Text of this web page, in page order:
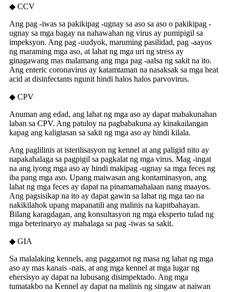
◆ CCV
Ang pag -iwas sa pakikipag -ugnay sa aso sa aso o pakikipag -
ugnay sa mga bagay na nahawahan ng virus ay pumipigil sa
impeksyon. Ang pag -uudyok, maruming pasilidad, pag -aayos
ng maraming mga aso, at lahat ng mga uri ng stress ay
ginagawang mas malamang ang mga pag -aalsa ng sakit na ito.
Ang enteric coronavirus ay katamtaman na nasaksak sa mga heat
acid at disinfectants ngunit hindi halos halos parvovirus.
◆ CPV
Anuman ang edad, ang lahat ng mga aso ay dapat mabakunahan
laban sa CPV. Ang patuloy na pagbabakuna ay kinakailangan
kapag ang kaligtasan sa sakit ng mga aso ay hindi kilala.
Ang paglilinis at isterilisasyon ng kennel at ang paligid nito ay
napakahalaga sa pagpigil sa pagkalat ng mga virus. Mag -ingat
na ang iyong mga aso ay hindi makipag -ugnay sa mga feces ng
iba pang mga aso. Upang maiwasan ang kontaminasyon, ang
lahat ng mga feces ay dapat na pinamamahalaan nang maayos.
Ang pagsisikap na ito ay dapat gawin sa lahat ng mga tao na
nakikilahok upang mapanatili ang malinis na kapitbahayan.
Bilang karagdagan, ang konsultasyon ng mga eksperto tulad ng
mga beterinaryo ay mahalaga sa pag -iwas sa sakit.
◆ GIA
Sa malalaking kennels, ang paggamot ng masa ng lahat ng mga
aso ay mas kanais -nais, at ang mga kennel at mga lugar ng
ehersisyo ay dapat na lubusang disimpektado. Ang mga
tumatakbo na Kennel ay dapat na malinis ng singaw at naiwan